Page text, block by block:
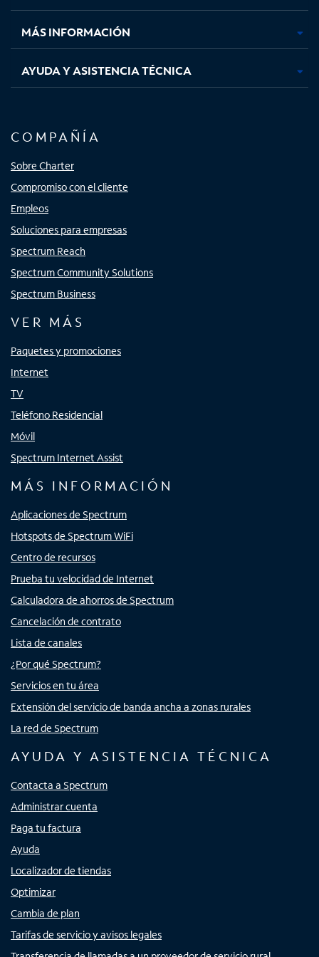
nuevanuevanuevanueva
MÁS INFORMACIÓN
AYUDA Y ASISTENCIA TÉCNICA
COMPAÑÍA
Sobre Charter
Compromiso con el cliente
Empleos
Soluciones para empresas
Spectrum Reach
Spectrum Community Solutions
Spectrum Business
VER MÁS
Paquetes y promociones
Internet
TV
Teléfono Residencial
Móvil
Spectrum Internet Assist
MÁS INFORMACIÓN
Aplicaciones de Spectrum
Hotspots de Spectrum WiFi
Centro de recursos
Prueba tu velocidad de Internet
Calculadora de ahorros de Spectrum
Cancelación de contrato
Lista de canales
¿Por qué Spectrum?
Servicios en tu área
Extensión del servicio de banda ancha a zonas rurales
La red de Spectrum
AYUDA Y ASISTENCIA TÉCNICA
Contacta a Spectrum
Administrar cuenta
Paga tu factura
Ayuda
Localizador de tiendas
Optimizar
Cambia de plan
Tarifas de servicio y avisos legales